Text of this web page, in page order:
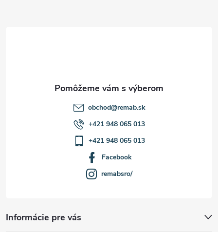
Informácie pre vás
obchod@remab.sk
+421 948 065 013
+421 948 065 013
Facebook
remabsro/